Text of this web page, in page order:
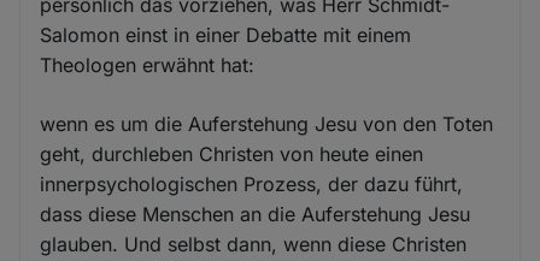
persönlich das vorziehen, was Herr Schmidt-
Salomon einst in einer Debatte mit einem
Theologen erwähnt hat:
wenn es um die Auferstehung Jesu von den Toten
geht, durchleben Christen von heute einen
innerpsychologischen Prozess, der dazu führt,
dass diese Menschen an die Auferstehung Jesu
glauben. Und selbst dann, wenn diese Christen